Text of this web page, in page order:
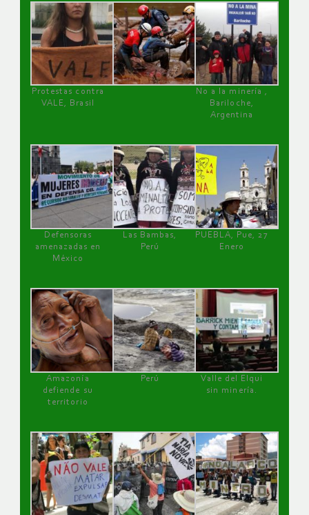
Protestas contra
VALE, Brasil
No a la minería ,
Bariloche,
Argentina
Defensoras
amenazadas en
México
Las Bambas,
Perú
PUEBLA, Pue, 27
Enero
Amazonía
defiende su
territorio
Perú
Valle del Elqui
sin minería.